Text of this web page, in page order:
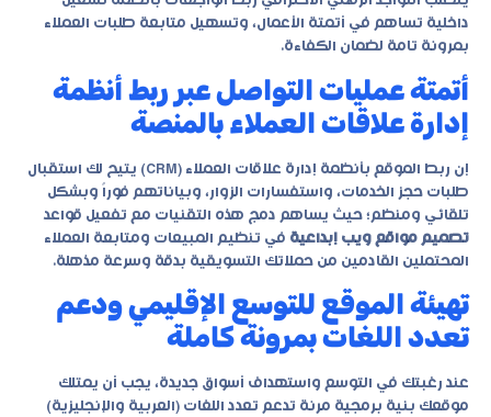
داخلية تساهم في أتمتة الأعمال، وتسهيل متابعة طلبات العملاء
بمرونة تامة لضمان الكفاءة.
أتمتة عمليات التواصل عبر ربط أنظمة
إدارة علاقات العملاء بالمنصة
إن ربط الموقع بأنظمة إدارة علاقات العملاء (CRM) يتيح لك استقبال
طلبات حجز الخدمات، واستفسارات الزوار، وبياناتهم فوراً وبشكل
تلقائي ومنظم؛ حيث يساهم دمج هذه التقنيات مع تفعيل قواعد
تصميم مواقع ويب إبداعية في تنظيم المبيعات ومتابعة العملاء
المحتملين القادمين من حملاتك التسويقية بدقة وسرعة مذهلة.
تهيئة الموقع للتوسع الإقليمي ودعم
تعدد اللغات بمرونة كاملة
عند رغبتك في التوسع واستهداف أسواق جديدة، يجب أن يمتلك
موقعك بنية برمجية مرنة تدعم تعدد اللغات (العربية والإنجليزية)